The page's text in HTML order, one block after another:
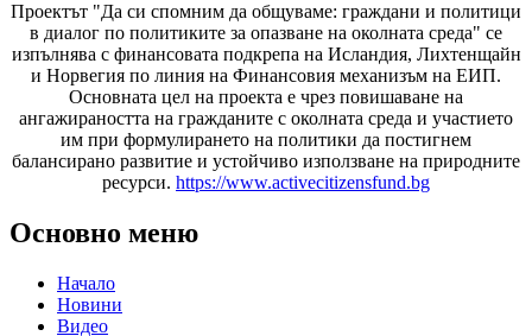
Проектът "Да си спомним да общуваме: граждани и политици
в диалог по политиките за опазване на околната среда" се
изпълнява с финансовата подкрепа на Исландия, Лихтенщайн
и Норвегия по линия на Финансовия механизъм на ЕИП.
Основната цел на проекта е чрез повишаване на
ангажираността на гражданите с околната среда и участието
им при формулирането на политики да постигнем
балансирано развитие и устойчиво използване на природните
ресурси. https://www.activecitizensfund.bg
Основно меню
Начало
Новини
Видео